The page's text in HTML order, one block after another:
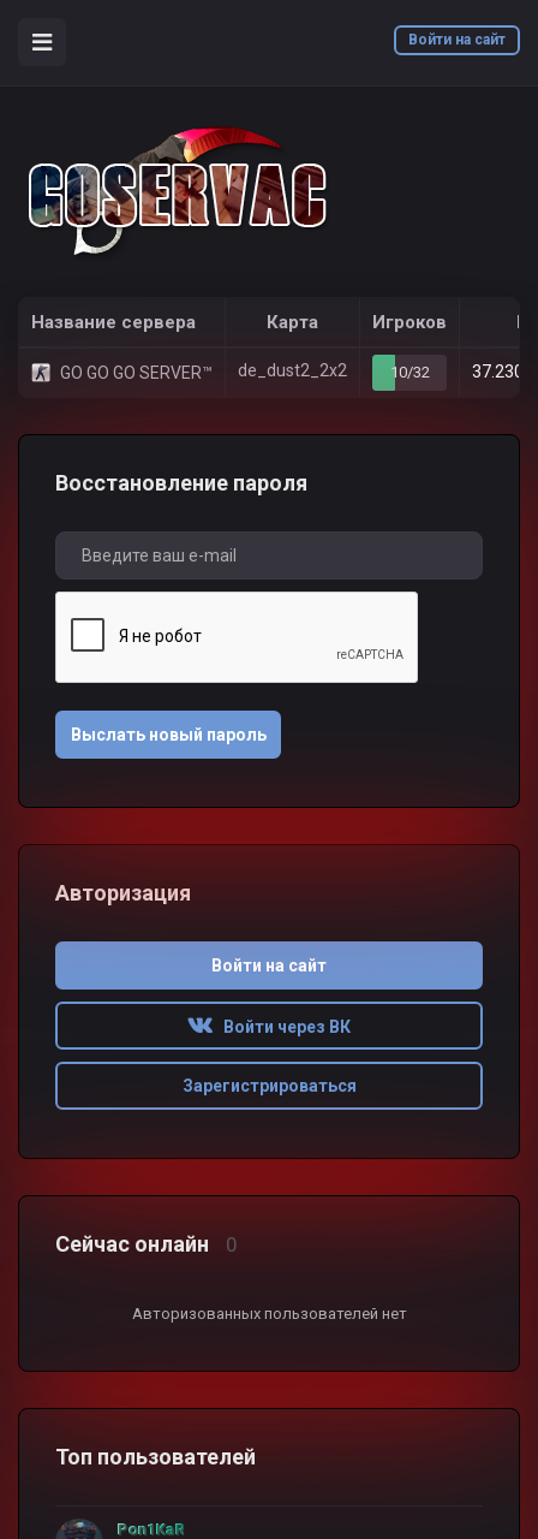
Войти на сайт
Название сервера Карта Игроков
GO GO GO SERVER™ de_dust2_2x2 10/32
Авторизация
Войти на сайт
Войти через ВК
Зарегистрироваться
Сейчас онлайн 0
Авторизованных пользователей нет
Топ пользователей
Pon1KaR
Восстановление пароля